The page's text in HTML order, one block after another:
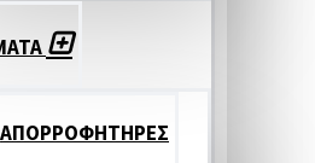
ΑΠΟΡΡΟΦΗΤΗΡΕΣ